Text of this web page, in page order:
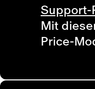
Support-
Mit
Price-